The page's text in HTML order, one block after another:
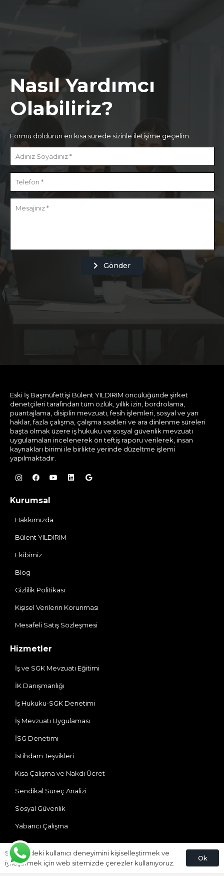
Nasıl Yardımcı
Olabiliriz?
Formu doldurun en kısa sürede sizinle iletişime geçelim.
Gönder
Eski İş Başmüfettişi Bülent YILDIRIM öncülüğünde şirket
denetçileri tarafından tüm özlük, yıllık izin, bordrolama,
puantajlama, disiplin mevzuatı, fesih işlemleri, sosyal ve yan
haklar, fazla çalışma, çalışma saatleri ve ara dinlenme süreleri
başta olmak üzere iş hukuku ve sosyal güvenlik mevzuatı
uygulamaları incelenerek ön teftiş raporu verilerek, insan
kaynakları birimi ile birlikte yerinde düzeltme işlemi
yapılmaktadır.
Kurumsal
Hakkımızda
Bülent YILDIRIM
Ekibimiz
Blog
Gizlilik Politikası
Kişisel Verilerin Korunması
Mesafeli Satış Sözleşmesi
Hizmetler
İş ve SGK Mevzuatı Eğitimi
İK Danışmanlığı
İş Hukuku-SGK Denetimi
İş Mevzuatı Uygulaması
İSG Denetimi
İstihdam Teşvikleri
Kısa Çalışma ve Nakdi Ücret
Sendikal Süreç Analizi
Sosyal Güvenlik
Yabancı Çalışma
Bize Ulaşın
Ataevler Mh. Özgürlük Cd. Bureau Residence(DEDEMAN)
Sitemizdeki kullanıcı deneyimini kişiselleştirmek ve
iyileştirmek için web sitemizde çerezler kullanıyoruz.
Ok